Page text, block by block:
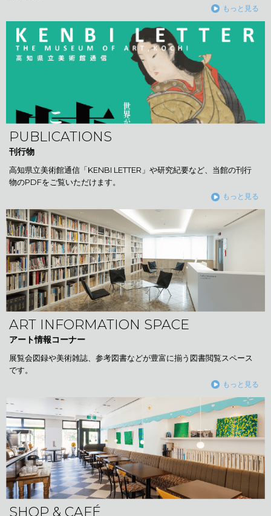
もっと見る
PUBLICATIONS
刊行物
高知県立美術館通信「KENBI LETTER」や研究紀要など、当館の刊行
物のPDFをご覧いただけます。
もっと見る
ART INFORMATION SPACE
アート情報コーナー
展覧会図録や美術雑誌、参考図書などが豊富に揃う図書閲覧スペース
です。
もっと見る
SHOP & CAFÉ